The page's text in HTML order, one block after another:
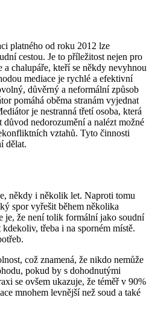
platného od roku 2012 lze
cestou. Je to příležitost nejen pro
a chalupáře, kteří se někdy nevyhnou
mediace je rychlé a efektivní
důvěrný a neformální způsob
pomáhá oběma stranám vyjednat
je nestranná třetí osoba, která
důvod nedorozumění a nalézt možné
vztahů. Tyto činnosti
dělat.
někdy i několik let. Naproti tomu
spor vyřešit během několika
je, že není tolik formální jako soudní
třeba i na sporném místě.
což znamená, že nikdo nemůže
pokud by s dohodnutými
se ovšem ukazuje, že téměř v 90%
mnohem levnější než soud a také